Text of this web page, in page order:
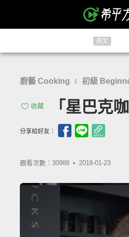
英文
廚藝 Cooking / 初級
收藏 「星巴克
分享給好友：
觀看次數：30988 • 2018-01-23